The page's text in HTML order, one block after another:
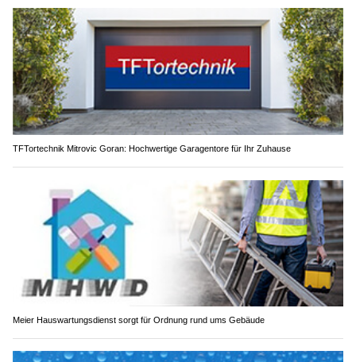
TFTortechnik Mitrovic Goran: Hochwertige Garagentore für Ihr Zuhause
Meier Hauswartungsdienst sorgt für Ordnung rund ums Gebäude